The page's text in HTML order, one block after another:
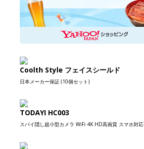
Coolth Style フェイスシールド
日本メーカー保証 (10個セット)
TODAYI HC003
スパイ隠し超小型カメラ WiFi 4K HD高画質 スマホ対応